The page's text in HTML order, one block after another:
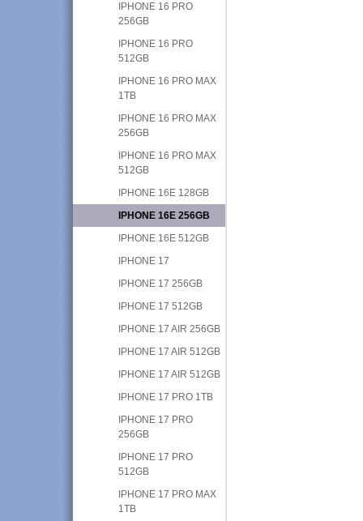
IPHONE 16 PRO
256GB
IPHONE 16 PRO
512GB
IPHONE 16 PRO MAX
1TB
IPHONE 16 PRO MAX
256GB
IPHONE 16 PRO MAX
512GB
IPHONE 16E 128GB
IPHONE 16E 256GB
IPHONE 16E 512GB
IPHONE 17
IPHONE 17 256GB
IPHONE 17 512GB
IPHONE 17 AIR 256GB
IPHONE 17 AIR 512GB
IPHONE 17 AIR 512GB
IPHONE 17 PRO 1TB
IPHONE 17 PRO
256GB
IPHONE 17 PRO
512GB
IPHONE 17 PRO MAX
1TB